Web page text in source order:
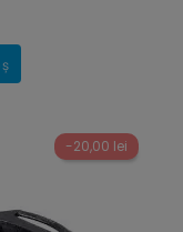
-20,00 lei